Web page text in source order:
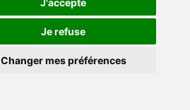
J'accepte
Je refuse
Changer mes préférences
J'accepte
Je refuse
Changer mes préférences